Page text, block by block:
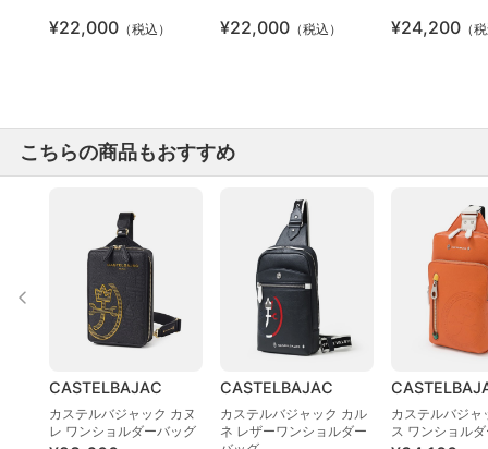
¥22,000 （税込） ¥22,000 （税込） ¥24,200 （
こちらの商品もおすすめ
CASTELBAJAC
カステルバジャック カヌ
レ ワンショルダーバッグ
CASTELBAJAC
カステルバジャック カル
ネ レザーワンショルダー
カステルバジャ
ス ワンショル